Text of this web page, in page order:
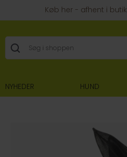
Køb her - afhent i butik
NYHEDER HUND